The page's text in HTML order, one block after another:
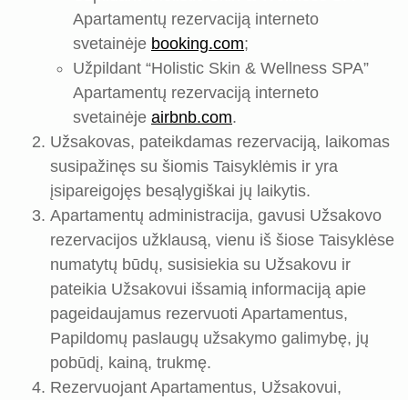
Apartamentų rezervaciją interneto
svetainėje booking.com;
Užpildant “Holistic Skin & Wellness SPA”
Apartamentų rezervaciją interneto
svetainėje airbnb.com.
Užsakovas, pateikdamas rezervaciją, laikomas
susipažinęs su šiomis Taisyklėmis ir yra
įsipareigojęs besąlygiškai jų laikytis.
Apartamentų administracija, gavusi Užsakovo
rezervacijos užklausą, vienu iš šiose Taisyklėse
numatytų būdų, susisiekia su Užsakovu ir
pateikia Užsakovui išsamią informaciją apie
pageidaujamus rezervuoti Apartamentus,
Papildomų paslaugų užsakymo galimybę, jų
pobūdį, kainą, trukmę.
Rezervuojant Apartamentus, Užsakovui,